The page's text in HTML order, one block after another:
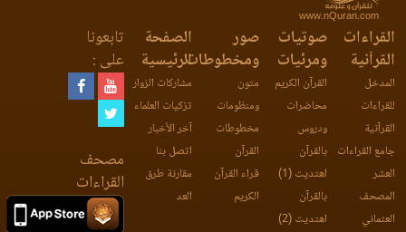
www.nQuran.com
القراءات
القرآنية
المدخل
للقراءات
القرآنية
جامع القراءات
العشر
المصحف
العثماني
صوتيات
ومرئيات
القرآن الكريم
محاضرات
ودروس
بالقرآن
اهتديت (1)
بالقرآن
اهتديت (2)
صور
ومخطوطات
متون
ومنظومات
مخطوطات
القرآن
قراء القرآن
الكريم
الصفحة
الرئيسية
مشاركات الزوار
تزكيات العلماء
آخر الأخبار
اتصل بنا
مقارنة طرق
العد
تابعونا
على :
مصحف
القراءات